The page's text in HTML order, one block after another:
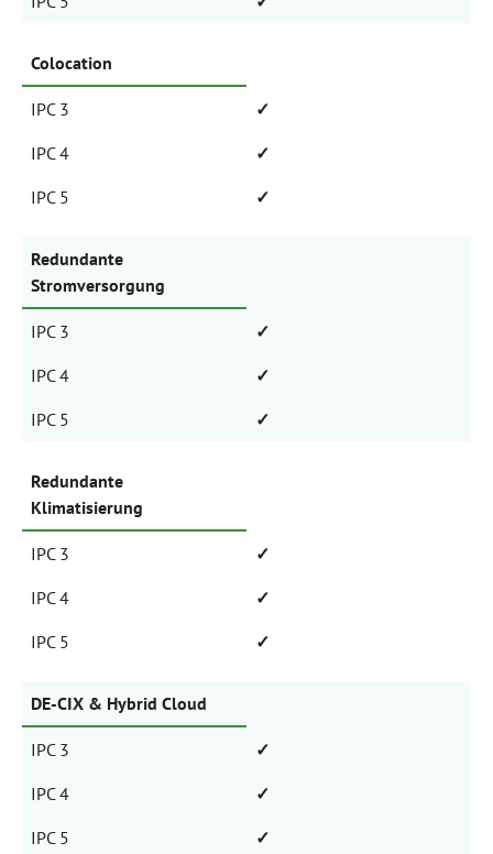
Colocation
IPC 3
✓
IPC 4
✓
IPC 5
✓
Redundante
Stromversorgung
IPC 3
✓
IPC 4
✓
IPC 5
✓
Redundante
Klimatisierung
IPC 3
✓
IPC 4
✓
IPC 5
✓
DE-CIX & Hybrid Cloud
IPC 3
✓
IPC 4
✓
IPC 5
✓